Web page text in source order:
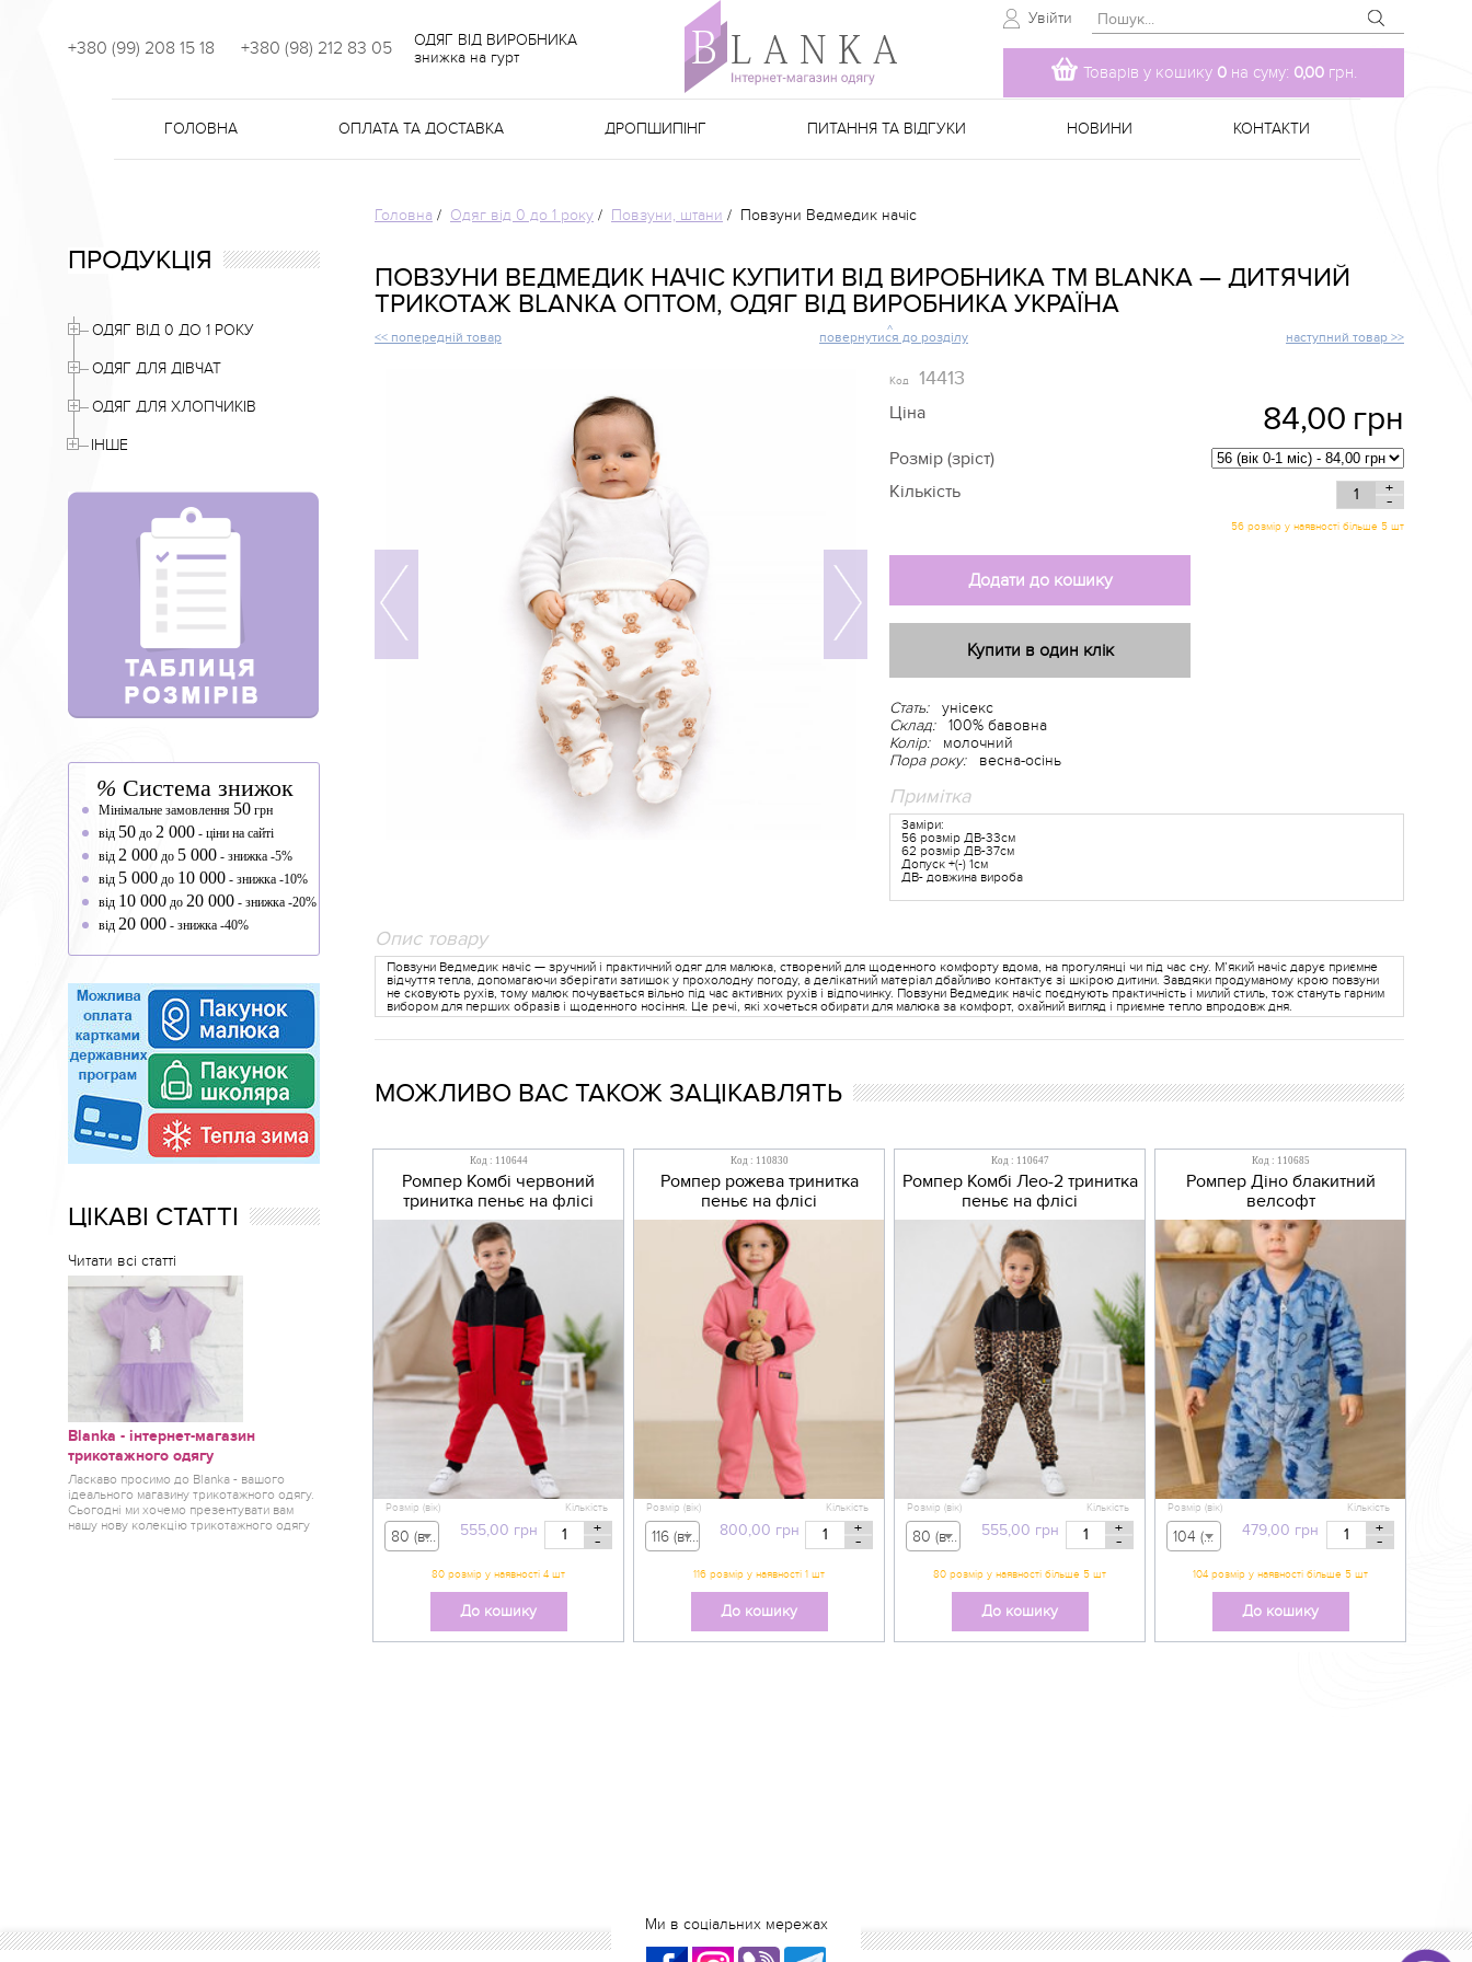
+380 (99) 208 15 18 +380 (98) 212 83 05
ОДЯГ ВІД ВИРОБНИКА
знижка на гурт
Увійти
Товарів у кошику 0 на суму: 0,00грн.
ГОЛОВНА ОПЛАТА ТА ДОСТАВКА ДРОПШИПІНГ ПИТАННЯ ТА ВІДГУКИ НОВИНИ КОНТАКТИ
ПРОДУКЦІЯ
ОДЯГ ВІД 0 ДО 1 РОКУ
ОДЯГ ДЛЯ ДІВЧАТ
ОДЯГ ДЛЯ ХЛОПЧИКІВ
ІНШЕ
% Система знижок
Мінімальне замовлення 50 грн
від 50 до 2 000 - ціни на сайті
від 2 000 до 5 000 - знижка -5%
від 5 000 до 10 000 - знижка -10%
від 10 000 до 20 000 - знижка -20%
від 20 000 - знижка -40%
ЦІКАВІ СТАТТІ
Читати всі статті
Blanka - інтернет-магазин
трикотажного одягу
Ласкаво просимо до Blanka - вашого
ідеального магазину трикотажного одягу.
Сьогодні ми хочемо презентувати вам
нашу нову колекцію трикотажного одягу
Головна / Одяг від 0 до 1 року / Повзуни, штани / Повзуни Ведмедик начіс
ПОВЗУНИ ВЕДМЕДИК НАЧІС КУПИТИ ВІД ВИРОБНИКА TM BLANKA — ДИТЯЧИЙ
ТРИКОТАЖ BLANKA ОПТОМ, ОДЯГ ВІД ВИРОБНИКА УКРАЇНА
<< попередній товар наступний товар >>
повернутися до розділу
Код 14413
Ціна 84,00 грн
Розмір (зріст)
Кількість
+
-
56 розмір у наявності більше 5 шт
Додати до кошику
Купити в один клік
Стать: унісекс
Склад: 100% бавовна
Колір: молочний
Пора року: весна-осінь
Примітка
Заміри:
56 розмір ДВ-33см
62 розмір ДВ-37см
Допуск +(-) 1см
ДВ- довжина вироба
Опис товару
Повзуни Ведмедик начіс — зручний і практичний одяг для малюка, створений для щоденного комфорту вдома, на прогулянці чи під час сну. М’який начіс дарує приємне
відчуття тепла, допомагаючи зберігати затишок у прохолодну погоду, а делікатний матеріал дбайливо контактує зі шкірою дитини. Завдяки продуманому крою повзуни
не сковують рухів, тому малюк почувається вільно під час активних рухів і відпочинку. Повзуни Ведмедик начіс поєднують практичність і милий стиль, тож стануть гарним
вибором для перших образів і щоденного носіння. Це речі, які хочеться обирати для малюка за комфорт, охайний вигляд і приємне тепло впродовж дня.
МОЖЛИВО ВАС ТАКОЖ ЗАЦІКАВЛЯТЬ
Код : 110644
Ромпер Комбі червоний
тринитка пеньє на флісі
555,00 грн
Розмір (вік)
80 (вік 9-12 міс) - 555,00 грн
Кількість
+
-
До кошику
Код : 110830
Ромпер рожева тринитка
пеньє на флісі
800,00 грн
Розмір (вік)
116 (вік 5-6 р) - 800,00 грн
Кількість
+
-
До кошику
Код : 110647
Ромпер Комбі Лео-2 тринитка
пеньє на флісі
555,00 грн
Розмір (вік)
80 (вік 9-12 міс) - 555,00 грн
Кількість
+
-
До кошику
Код : 110685
Ромпер Діно блакитний
велсофт
479,00 грн
Розмір (вік)
104 (вік 3-4 р) - 479,00 грн
Кількість
+
-
До кошику
Ми в соціальних мережах